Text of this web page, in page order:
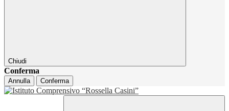
Chiudi
Conferma
Annulla Conferma